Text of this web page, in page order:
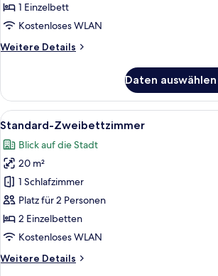
1 Einzelbett
Kostenloses WLAN
Weitere Details
Weitere
Daten
Alle
Fotos
für
Standard-
Zweibettzimmer
anzeigen
Ein
6
Standard-Zweibettzimmer
Blick auf die Stadt
20 m²
1 Schlafzimmer
Platz für 2 Personen
2 Einzelbetten
Kostenloses WLAN
Weitere Details
Weitere